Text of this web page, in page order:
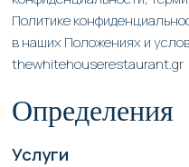
Политике
в наших Положениях и
thewhitehouserestaurant.gr
Определения
Услуги